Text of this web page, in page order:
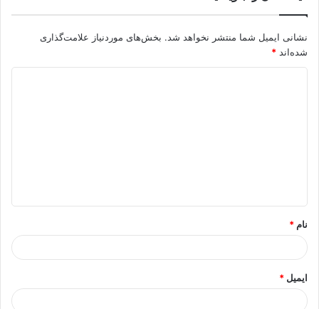
نشانی ایمیل شما منتشر نخواهد شد. بخش‌های موردنیاز علامت‌گذاری
شده‌اند *
*
نام *
ایمیل *